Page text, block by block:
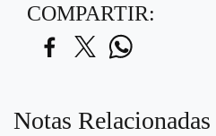
COMPARTIR:
Notas Relacionadas